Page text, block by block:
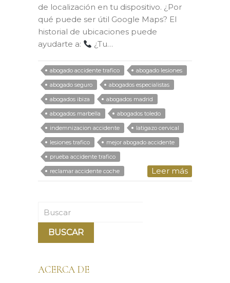
de localización en tu dispositivo. ¿Por
qué puede ser útil Google Maps? El
historial de ubicaciones puede
ayudarte a:
¿Tu…
abogado accidente trafico
abogado lesiones
abogado seguro
abogados especialistas
abogados ibiza
abogados madrid
abogados marbella
abogados toledo
indemnizacion accidente
latigazo cervical
lesiones trafico
mejor abogado accidente
prueba accidente trafico
reclamar accidente coche
Leer más
ACERCA DE